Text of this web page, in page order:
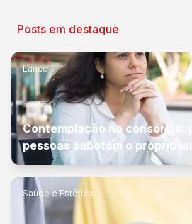
Posts em destaque
Lance
Contemplação no consórcio:
pessoas sabotam o próprio
Saúde e Estética